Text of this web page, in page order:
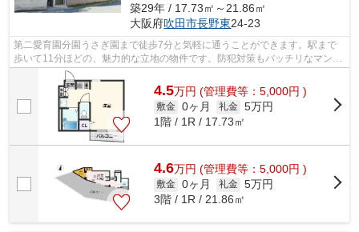
築29年 / 17.73㎡～21.86㎡
大阪府吹田市長野東24-23
第二愛育園分園うさぎ園まで徒歩7分と気軽に通うことができます。駅まで
歩いて11分ほどの、魅力的な立地の物件です。防犯対策もバッチリなマンシ
ョンタイプの物件です。安全面を気にす...
4.5万円 (管理費等：5,000円 )
敷金 0ヶ月 礼金 5万円
1階 / 1R / 17.73㎡
4.6万円 (管理費等：5,000円 )
敷金 0ヶ月 礼金 5万円
3階 / 1R / 21.86㎡